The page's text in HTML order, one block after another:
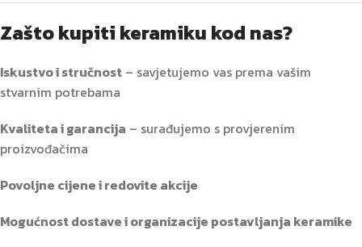
Zašto kupiti keramiku kod nas?
Iskustvo i stručnost – savjetujemo vas prema vašim
stvarnim potrebama
Kvaliteta i garancija – surađujemo s provjerenim
proizvođačima
Povoljne cijene i redovite akcije
Mogućnost dostave i organizacije postavljanja keramike